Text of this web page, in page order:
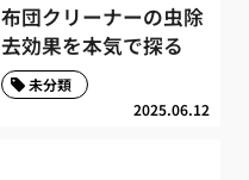
布団クリーナーの虫除
去効果を本気で探る
2025.06.12
未分類